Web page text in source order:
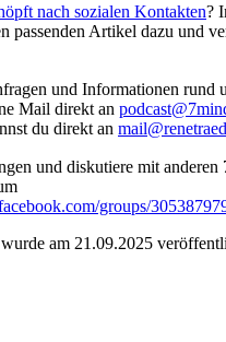
nach sozialen Kontakten?
passenden Artikel dazu und
und Infor­ma­tio­nen rund
Mail direkt an
du direkt an
und diskutiere mit anderen
groups/
am 21.09.2025